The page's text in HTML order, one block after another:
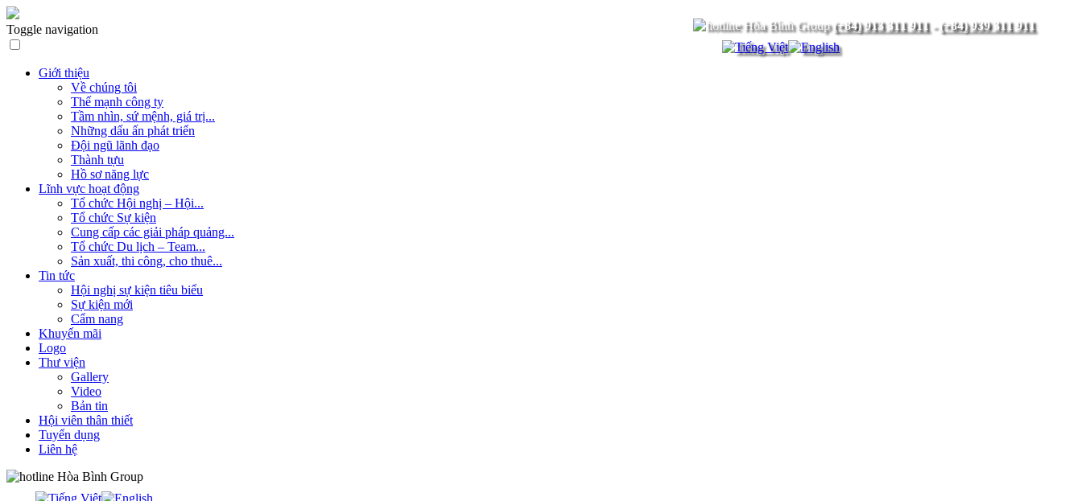
(+84) 913 311 911- (+84) 939 311 911
Toggle navigation
Giới thiệu
Về chúng tôi
Thế mạnh công ty
Tầm nhìn, sứ mệnh, giá trị...
Những dấu ấn phát triển
Đội ngũ lãnh đạo
Thành tựu
Hồ sơ năng lực
Lĩnh vực hoạt động
Tổ chức Hội nghị – Hội...
Tổ chức Sự kiện
Cung cấp các giải pháp quảng...
Tổ chức Du lịch – Team...
Sản xuất, thi công, cho thuê...
Tin tức
Hội nghị sự kiện tiêu biểu
Sự kiện mới
Cẩm nang
Khuyến mãi
Logo
Thư viện
Gallery
Video
Bản tin
Hội viên thân thiết
Tuyển dụng
Liên hệ